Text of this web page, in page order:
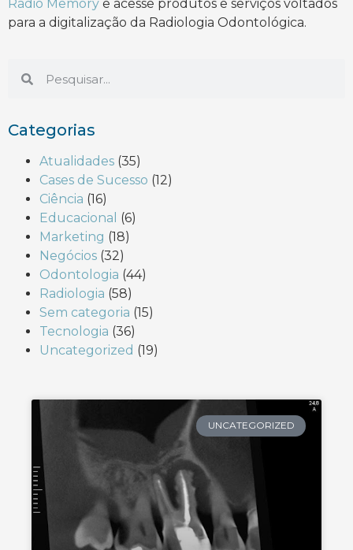
Radio Memory e acesse produtos e serviços voltados
para a digitalização da Radiologia Odontológica.
Categorias
Atualidades (35)
Cases de Sucesso (12)
Ciência (16)
Educacional (6)
Marketing (18)
Negócios (32)
Odontologia (44)
Radiologia (58)
Sem categoria (15)
Tecnologia (36)
Uncategorized (19)
UNCATEGORIZED